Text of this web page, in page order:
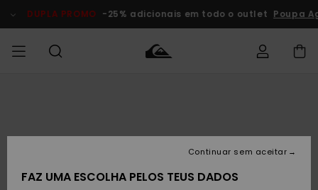
do
DUPLA PROMO -25% adicionais em todo o outlet Poupa
MENINO
MULHER
chegados
Crianças
Artigos
Criança
Devoluções
FAZ UMA ESCOLHA PELOS TEUS DADOS
Continuar sem aceitar